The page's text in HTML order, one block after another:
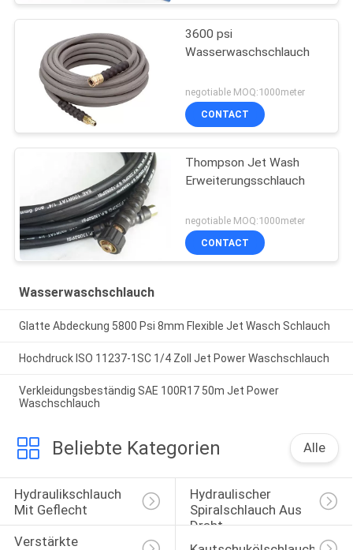
3600 psi
Wasserwaschschlauch
negotiable MOQ:1000meter
CONTACT
Thompson Jet Wash
Erweiterungsschlauch
negotiable MOQ:1000meter
CONTACT
Wasserwaschschlauch
Glatte Abdeckung 5800 Psi 8mm Flexible Jet Wasch Schlauch
Hochdruck ISO 11237-1SC 1/4 Zoll Jet Power Waschschlauch
Verkleidungsbeständig SAE 100R17 50m Jet Power
Waschschlauch
Beliebte Kategorien Alle
Hydraulikschlauch
Mit Geflecht
Hydraulischer
Spiralschlauch Aus
Draht
Verstärkte